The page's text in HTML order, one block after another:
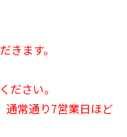
きます。
ださい。
通常通り7営業日ほど